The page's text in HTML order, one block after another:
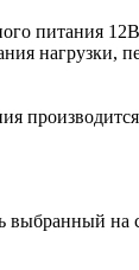
питания
нагрузки,
выбранный на